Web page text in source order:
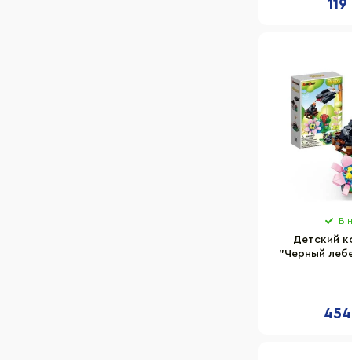
В
Детский
"Черный